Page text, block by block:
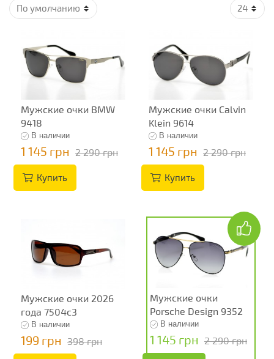
Мужские очки BMW
9418
В наличии
1 145 грн 2 290 грн
Купить
Мужские очки Calvin
Klein 9614
В наличии
1 145 грн 2 290 грн
Купить
Мужские очки 2026
года 7504c3
В наличии
199 грн 398 грн
Мужские очки
Porsche Design 9352
В наличии
1 145 грн 2 290 грн